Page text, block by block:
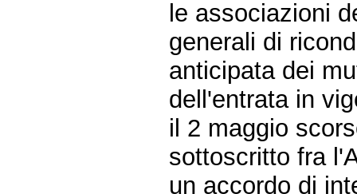
le associazioni
generali di
anticipata dei
dell'entrata in
il 2 maggio
sottoscritto fra
un accordo di